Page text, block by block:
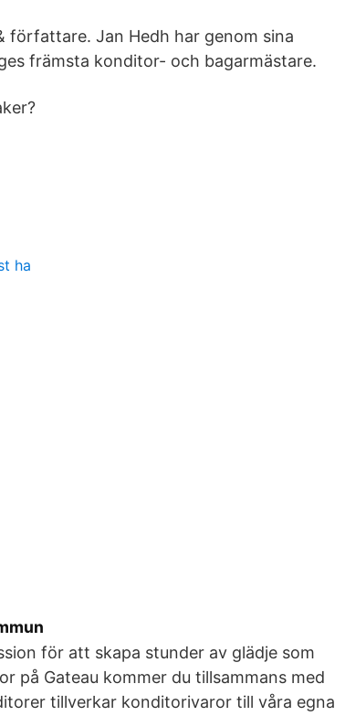
författare. Jan Hedh har genom sina
främsta konditor- och bagarmästare.
ha
för att skapa stunder av glädje som
på Gateau kommer du tillsammans med
tillverkar konditorivaror till våra egna